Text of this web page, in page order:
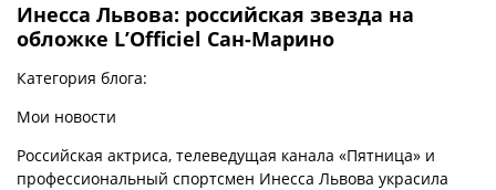
Инесса Львова: российская звезда на
обложке L’Officiel Сан-Марино
Категория блога:
Мои новости
Российская актриса, телеведущая канала «Пятница» и
профессиональный спортсмен Инесса Львова украсила